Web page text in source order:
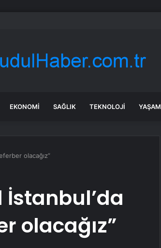
EKONOMI SAĞLIK TEKNOLOJI YAŞAM
olacağız”
İstanbul’da
olacağız”